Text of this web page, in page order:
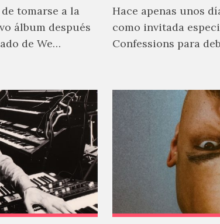
tomarse a la
álbum después
de We…
Hace apenas unos
como invitada
Confessions para